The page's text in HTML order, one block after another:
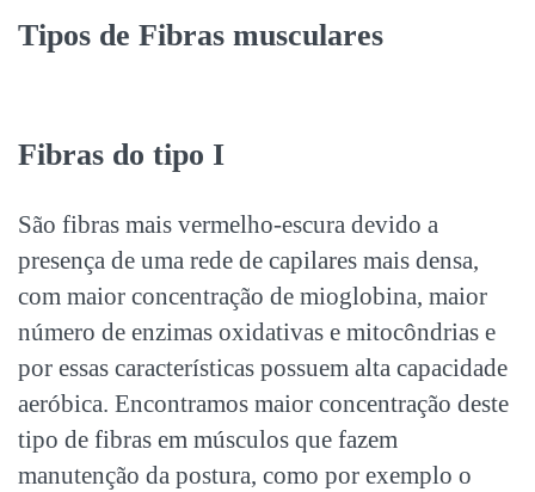
Tipos de Fibras musculares
Fibras do tipo I
São fibras mais vermelho-escura devido a
presença de uma rede de capilares mais densa,
com maior concentração de mioglobina, maior
número de enzimas oxidativas e mitocôndrias e
por essas características possuem alta capacidade
aeróbica. Encontramos maior concentração deste
tipo de fibras em músculos que fazem
manutenção da postura, como por exemplo o